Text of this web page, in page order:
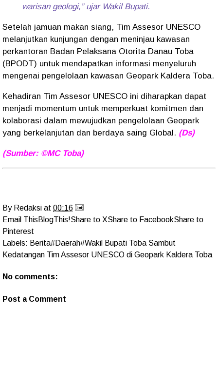
warisan geologi,” ujar Wakil Bupati.
Setelah jamuan makan siang, Tim Assesor UNESCO
melanjutkan kunjungan dengan meninjau kawasan
perkantoran Badan Pelaksana Otorita Danau Toba
(BPODT) untuk mendapatkan informasi menyeluruh
mengenai pengelolaan kawasan Geopark Kaldera Toba.
Kehadiran Tim Assesor UNESCO ini diharapkan dapat
menjadi momentum untuk memperkuat komitmen dan
kolaborasi dalam mewujudkan pengelolaan Geopark
yang berkelanjutan dan berdaya saing Global. (Ds)
(Sumber: ©MC Toba)
By Redaksi at 00:16
Email This BlogThis!Share to XShare to FacebookShare to
Pinterest
Labels: Berita#Daerah#Wakil Bupati Toba Sambut
Kedatangan Tim Assesor UNESCO di Geopark Kaldera Toba
No comments:
Post a Comment